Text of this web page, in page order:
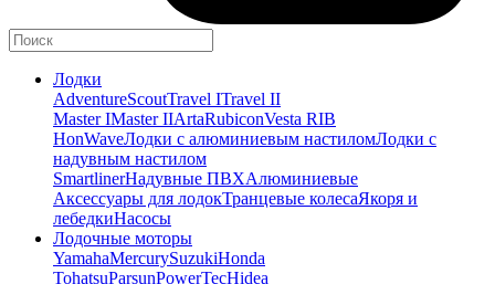
Лодки
AdventureScoutTravel ITravel II
Master IMaster IIArtaRubiconVesta RIB
HonWaveЛодки с алюминиевым настиломЛодки с
надувным настилом
SmartlinerНадувные ПВХАлюминиевые
Аксессуары для лодокТранцевые колесаЯкоря и
лебедкиНасосы
Лодочные моторы
YamahaMercurySuzukiHonda
TohatsuParsunPowerTecHidea